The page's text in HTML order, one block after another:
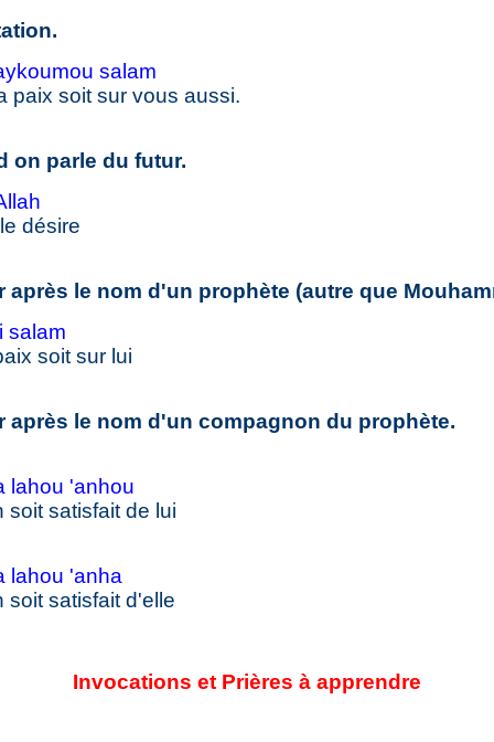
salam
paix soit sur vous aussi.
on parle du futur.
désire
après le nom d'un prophète (autre que
salam
soit sur lui
après le nom d'un compagnon du prophète.
lahou 'anhou
satisfait de lui
lahou 'anha
soit satisfait d'elle
Invocations et Prières à apprendre